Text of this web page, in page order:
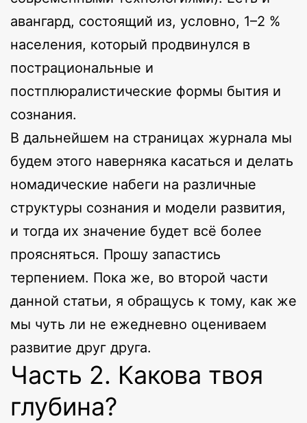
авангард, состоящий из, условно, 1–2 %
населения, который продвинулся в
пострациональные и
постплюралистические формы бытия и
сознания.
В дальнейшем на страницах журнала мы
будем этого наверняка касаться и делать
номадические набеги на различные
структуры сознания и модели развития,
и тогда их значение будет всё более
проясняться. Прошу запастись
терпением. Пока же, во второй части
данной статьи, я обращусь к тому, как же
мы чуть ли не ежедневно оцениваем
развитие друг друга.
Часть 2. Какова твоя
глубина?